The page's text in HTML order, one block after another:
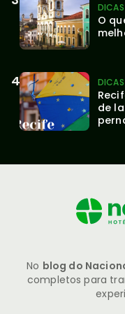
O
de
No blog do
completos para